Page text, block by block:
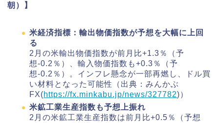
朝）】
米経済指標：輸出物価指数が予想を大幅に上回
る
2月の米輸出物価指数が前月比+1.3％（予
想-0.2％）、輸入物価指数も+0.3％（予
想-0.2％）。インフレ懸念が一部再燃し、ドル買
い材料となった可能性（出典：みんかぶ
FX(https://fx.minkabu.jp/news/327782)）
米鉱工業生産指数も予想上振れ
2月の米鉱工業生産指数は前月比+0.5％（予想